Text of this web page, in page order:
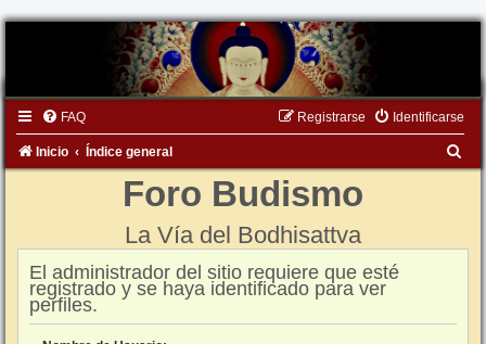
FAQ Identificarse
Registrarse
Inicio Índice general
Foro Budismo
La Vía del Bodhisattva
El administrador del sitio requiere que esté
registrado y se haya identificado para ver
perfiles.